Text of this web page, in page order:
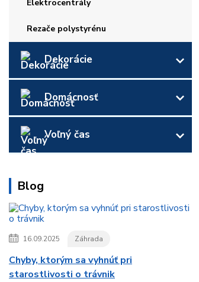
Elektrocentrály
Rezače polystyrénu
Dekorácie
Domácnosť
Voľný čas
Blog
16.09.2025 Záhrada
Chyby, ktorým sa vyhnúť pri
starostlivosti o trávnik